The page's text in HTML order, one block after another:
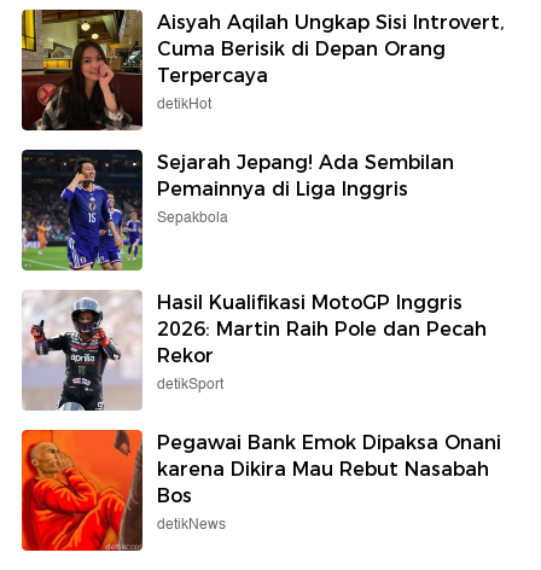
Aisyah Aqilah Ungkap Sisi Introvert,
Cuma Berisik di Depan Orang
Terpercaya
detikHot
Sejarah Jepang! Ada Sembilan
Pemainnya di Liga Inggris
Sepakbola
Hasil Kualifikasi MotoGP Inggris
2026: Martin Raih Pole dan Pecah
Rekor
detikSport
Pegawai Bank Emok Dipaksa Onani
karena Dikira Mau Rebut Nasabah
Bos
detikNews